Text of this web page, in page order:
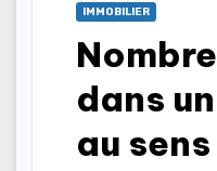
IMMOBILIER
dans
au